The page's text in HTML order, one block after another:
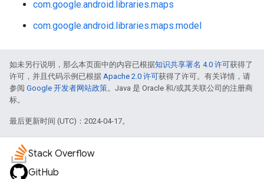
com.google.android.libraries.maps
com.google.android.libraries.maps.model
如未另行说明，那么本页面中的内容已根据知识共享署名 4.0 许可获得了
许可，并且代码示例已根据 Apache 2.0 许可获得了许可。有关详情，请
参阅 Google 开发者网站政策。Java 是 Oracle 和/或其关联公司的注册商
标。
最后更新时间 (UTC)：2024-04-17。
Stack Overflow
GitHub